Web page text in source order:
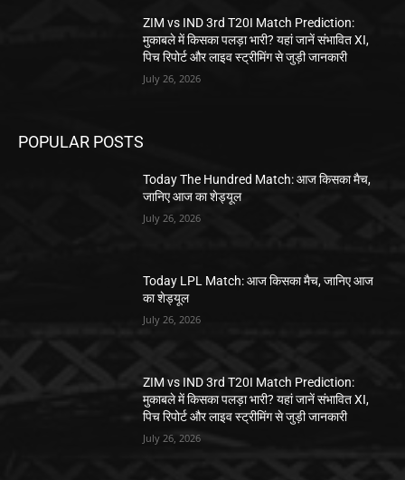
ZIM vs IND 3rd T20I Match Prediction:
मुकाबले में किसका पलड़ा भारी? यहां जानें संभावित XI,
पिच रिपोर्ट और लाइव स्ट्रीमिंग से जुड़ी जानकारी
July 26, 2026
POPULAR POSTS
Today The Hundred Match: आज किसका मैच,
जानिए आज का शेड्यूल
July 26, 2026
Today LPL Match: आज किसका मैच, जानिए आज
का शेड्यूल
July 26, 2026
ZIM vs IND 3rd T20I Match Prediction:
मुकाबले में किसका पलड़ा भारी? यहां जानें संभावित XI,
पिच रिपोर्ट और लाइव स्ट्रीमिंग से जुड़ी जानकारी
July 26, 2026